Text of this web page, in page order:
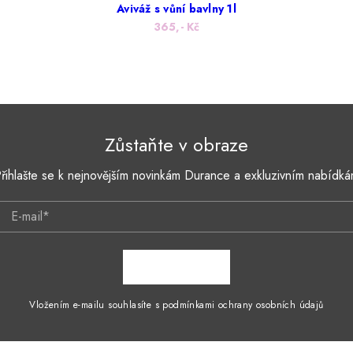
Aviváž s vůní bavlny 1l
365,- Kč
Zůstaňte v obraze
se k nejnovějším novinkám Durance a exkluzivním
E-mail*
Vložením e-mailu souhlasíte s podmínkami ochrany osobních údajů